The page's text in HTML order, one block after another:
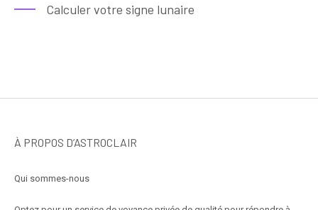
Calculer votre signe lunaire
À PROPOS D’ASTROCLAIR
Qui sommes-nous